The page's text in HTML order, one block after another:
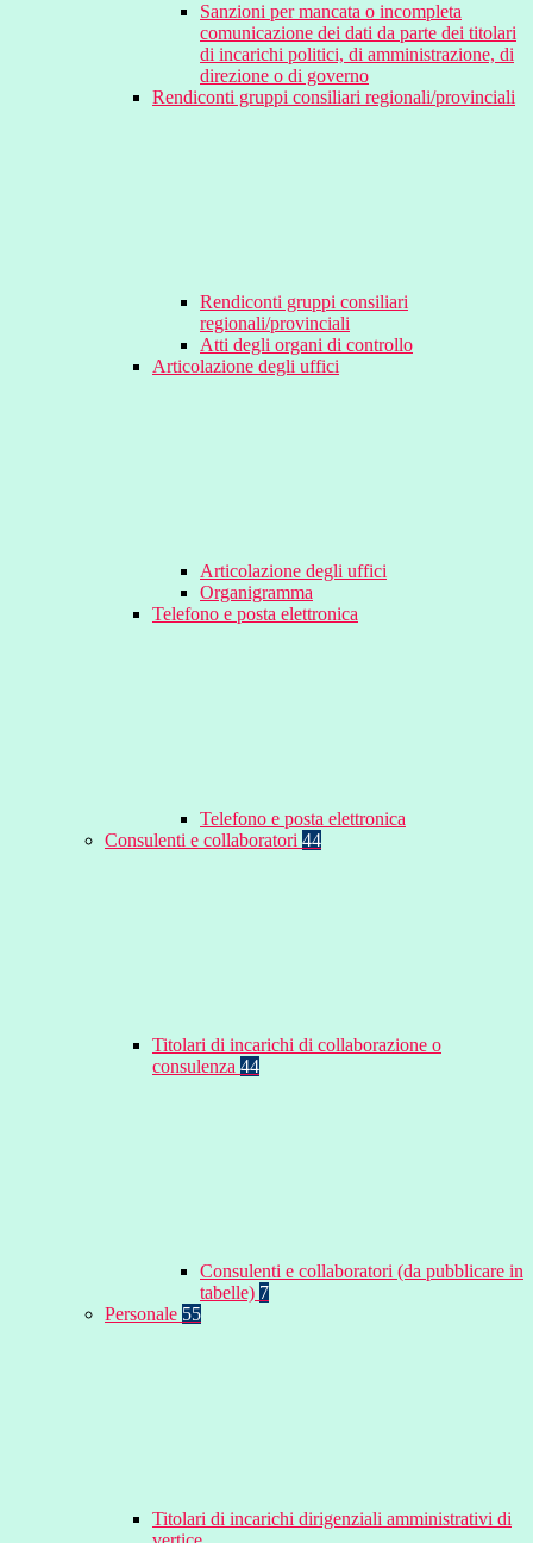
Sanzioni per mancata o incompleta
comunicazione dei dati da parte dei titolari
di incarichi politici, di amministrazione, di
direzione o di governo
Rendiconti gruppi consiliari regionali/provinciali
Rendiconti gruppi consiliari
regionali/provinciali
Atti degli organi di controllo
Articolazione degli uffici
Articolazione degli uffici
Organigramma
Telefono e posta elettronica
Telefono e posta elettronica
Consulenti e collaboratori 44
Titolari di incarichi di collaborazione o
consulenza 44
Consulenti e collaboratori (da pubblicare in
tabelle) 7
Personale 55
Titolari di incarichi dirigenziali amministrativi di